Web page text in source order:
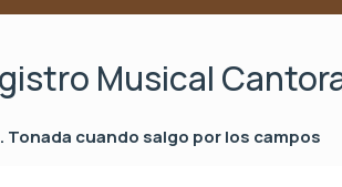
Musical
Tonada cuando salgo por los campos